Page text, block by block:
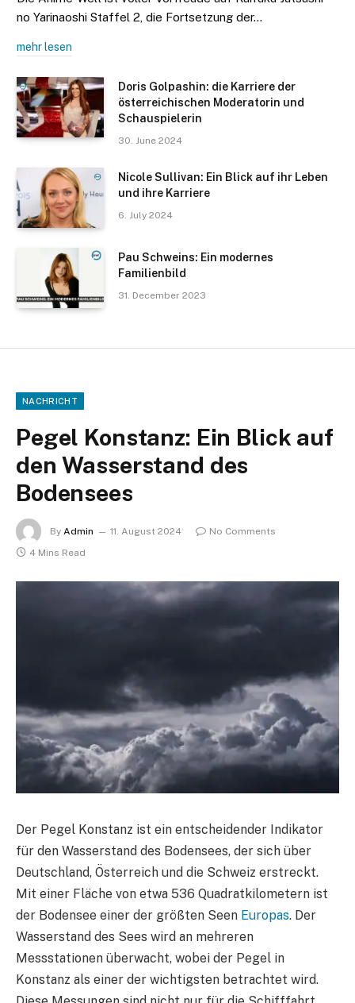
no Yarinaoshi Staffel 2, die Fortsetzung der…
mehr lesen
Doris Golpashin: die Karriere der
österreichischen Moderatorin und
Schauspielerin
30. June 2024
Nicole Sullivan: Ein Blick auf ihr Leben
und ihre Karriere
6. July 2024
Pau Schweins: Ein modernes
Familienbild
31. December 2023
NACHRICHT
Pegel Konstanz: Ein Blick auf
den Wasserstand des
Bodensees
By Admin 11. August 2024
No Comments
4 Mins Read
Der Pegel Konstanz ist ein entscheidender Indikator
für den Wasserstand des Bodensees, der sich über
Deutschland, Österreich und die Schweiz erstreckt.
Mit einer Fläche von etwa 536 Quadratkilometern ist
der Bodensee einer der größten Seen Europas. Der
Wasserstand des Sees wird an mehreren
Messstationen überwacht, wobei der Pegel in
Konstanz als einer der wichtigsten betrachtet wird.